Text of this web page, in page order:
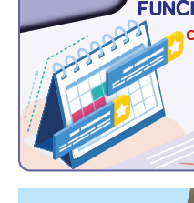
NOTÍCIAS NO WHATSAPP
FOTOS
PUBLICAÇÕES
PUBLICIDADE